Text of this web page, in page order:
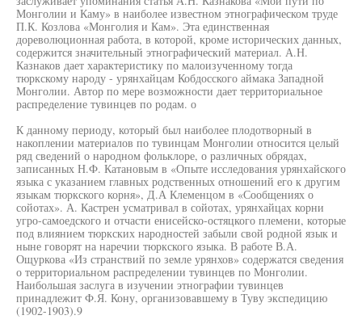
Монголии и Каму» в наиболее известном этнографическом труде
П.К. Козлова «Монголия и Кам». Эта единственная
дореволюционная работа, в которой, кроме исторических данных,
содержится значительный этнографический материал. А.Н.
Казнаков дает характеристику по малоизученному тогда
тюркскому народу - урянхайцам Кобдосского аймака Западной
Монголии. Автор по мере возможности дает территориальное
распределение тувинцев по родам. о
К данному периоду, который был наиболее плодотворный в
накоплении материалов по тувинцам Монголии относится целый
ряд сведений о народном фольклоре, о различных обрядах,
записанных Н.Ф. Катановым в «Опыте исследования урянхайского
языка с указанием главных родственных отношений его к другим
языкам тюркского корня», Д.А Клеменцом в «Сообщениях о
сойотах». А. Кастрен усматривал в сойотах, урянхайцах корни
угро-самоедского и отчасти енисейско-остяцкого племени, которые
под влиянием тюркских народностей забыли свой родной язык и
ныне говорят на наречии тюркского языка. В работе В.А.
Ощуркова «Из странствий по земле урянхов» содержатся сведения
о территориальном распределении тувинцев по Монголии.
Наибольшая заслуга в изучении этнографии тувинцев
принадлежит Ф.Я. Кону, организовавшему в Туву экспедицию
(1902-1903).9